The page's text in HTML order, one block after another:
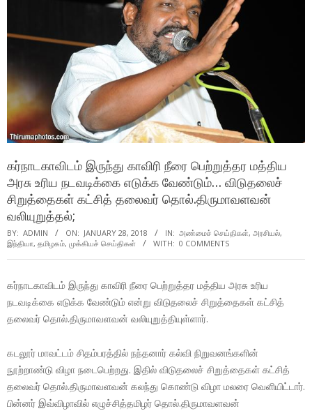
கர்நாடகாவிடம் இருந்து காவிரி நீரை பெற்றுத்தர மத்திய
அரசு உரிய நடவடிக்கை எடுக்க வேண்டும்… விடுதலைச்
சிறுத்தைகள் கட்சித் தலைவர் தொல்.திருமாவளவன்
வலியுறுத்தல்;
BY: ADMIN ON: JANUARY 28, 2018 IN: அண்மைச் செய்திகள், அரசியல்,
இந்தியா, தமிழகம், முக்கியச் செய்திகள் WITH: 0 COMMENTS
கர்நாடகாவிடம் இருந்து காவிரி நீரை பெற்றுத்தர மத்திய அரசு உரிய
நடவடிக்கை எடுக்க வேண்டும் என்று விடுதலைச் சிறுத்தைகள் கட்சித்
தலைவர் தொல்.திருமாவளவன் வலியுறுத்தியுள்ளார்.
கடலூர் மாவட்டம் சிதம்பரத்தில் நந்தனார் கல்வி நிறுவனங்களின்
நூற்றாண்டு விழா நடைபெற்றது. இதில் விடுதலைச் சிறுத்தைகள் கட்சித்
தலைவர் தொல்.திருமாவளவன் கலந்து கொண்டு விழா மலரை வெளியிட்டார்.
பின்னர் இவ்விழாவில் எழுச்சித்தமிழர் தொல்.திருமாவளவன்